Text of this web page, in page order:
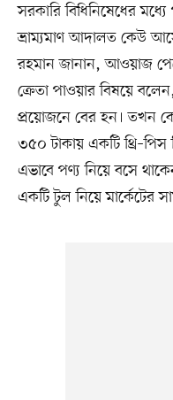
সরকারি বিধিনিষেধের
ভ্রাম্যমাণ আদালত কেউ
রহমান জানান, আওয়াজ
ক্রেতা পাওয়ার বিষয়ে
প্রয়োজনে বের হন। তখন
৩৫০ টাকায় একটি থ্রি–পিস
এভাবে পণ্য নিয়ে বসে
একটি টুল নিয়ে মার্কেটের